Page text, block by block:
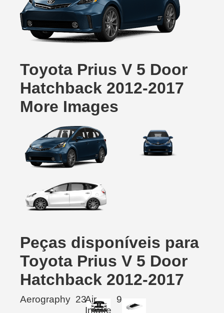
Toyota Prius V 5 Door
Hatchback 2012-2017
More Images
Peças disponíveis para
Toyota Prius V 5 Door
Hatchback 2012-2017
Aerography 23Air
Intake
9